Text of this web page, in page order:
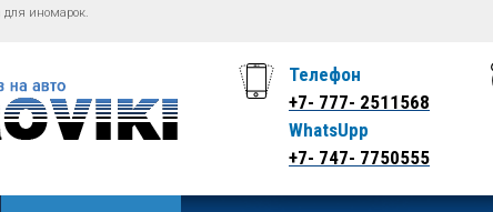
для иномарок.
Телефон
+7- 777- 2511568
WhatsUpp
+7- 747- 7750555